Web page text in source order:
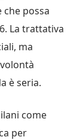
che possa
La trattativa
ma
è seria.
come
per